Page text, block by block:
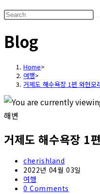
search
Search
website
Blog
Home>
여행>
거제도 해수욕장 1편 와현모
거제도 해수욕장 1
Post
author:
cherishland
Post
published:
2022년 04월 03일
Post
category:
여행
Post
0 Comments